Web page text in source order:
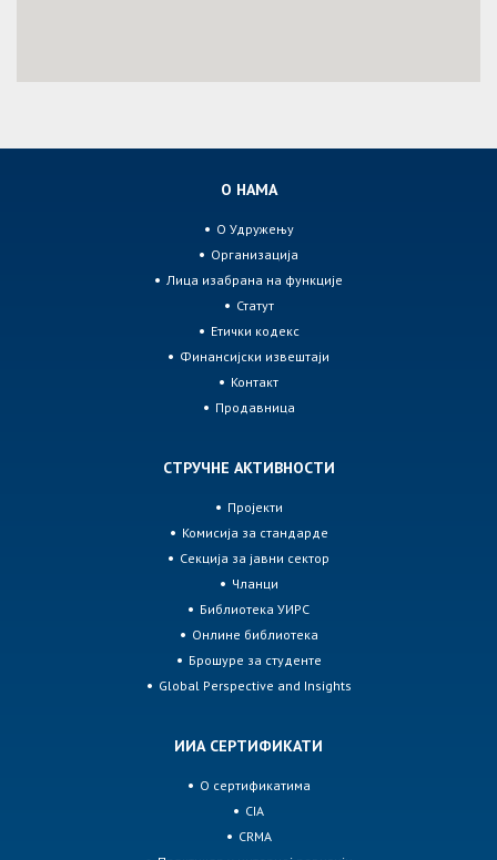
О НАМА
О Удружењу
Организација
Лица изабрана на функције
Статут
Етички кодекс
Финансијски извештаји
Контакт
Продавница
СТРУЧНЕ АКТИВНОСТИ
Пројекти
Комисија за стандарде
Секција за јавни сектор
Чланци
Библиотека УИРС
Онлине библиотека
Брошуре за студенте
Global Perspective and Insights
ИИА СЕРТИФИКАТИ
О сертификатима
CIA
CRMA